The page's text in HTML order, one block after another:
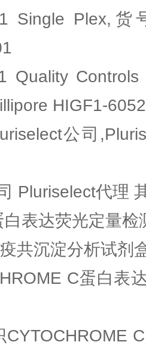
1 Single Plex,
Quality
HIGF1-
公司
Pluriselect代理
表达荧光定量检
共沉淀分析试剂
C蛋白表
CYTOCHROME